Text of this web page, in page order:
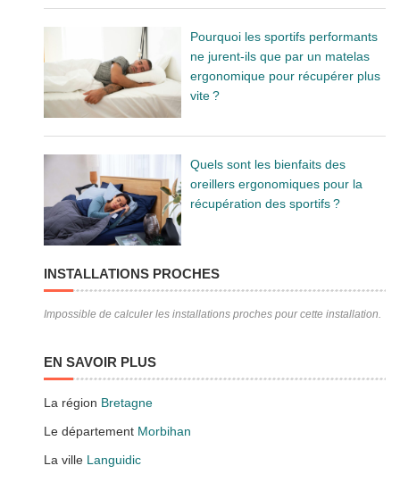
Pourquoi les sportifs performants
ne jurent-ils que par un matelas
ergonomique pour récupérer plus
vite ?
Quels sont les bienfaits des
oreillers ergonomiques pour la
récupération des sportifs ?
INSTALLATIONS PROCHES
Impossible de calculer les installations proches pour cette installation.
EN SAVOIR PLUS
La région Bretagne
Le département Morbihan
La ville Languidic